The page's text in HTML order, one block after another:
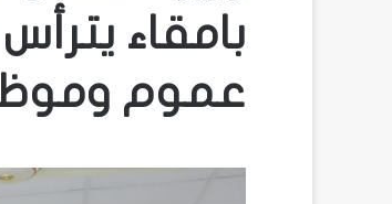
بامقاء يترأس
عموم